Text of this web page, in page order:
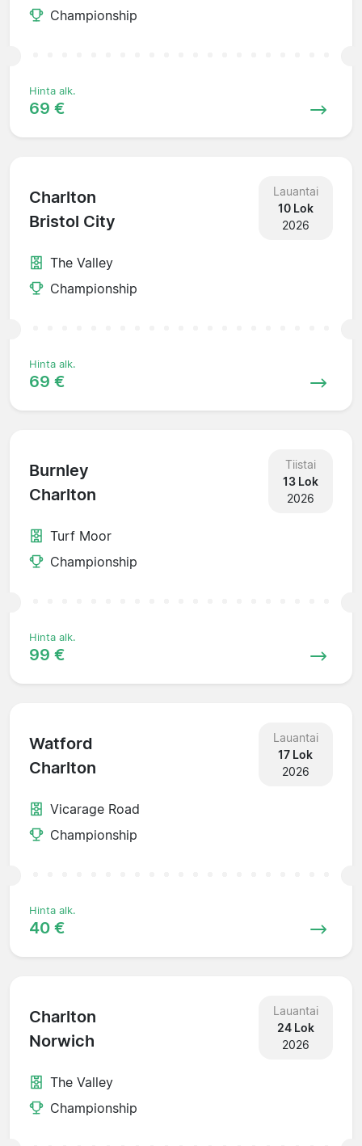
Championship
Hinta alk.
69 €
Charlton
Bristol City
Lauantai
10 Lok
2026
The Valley
Championship
Hinta alk.
69 €
Burnley
Charlton
Tiistai
13 Lok
2026
Turf Moor
Championship
Hinta alk.
99 €
Watford
Charlton
Lauantai
17 Lok
2026
Vicarage Road
Championship
Hinta alk.
40 €
Charlton
Norwich
Lauantai
24 Lok
2026
The Valley
Championship